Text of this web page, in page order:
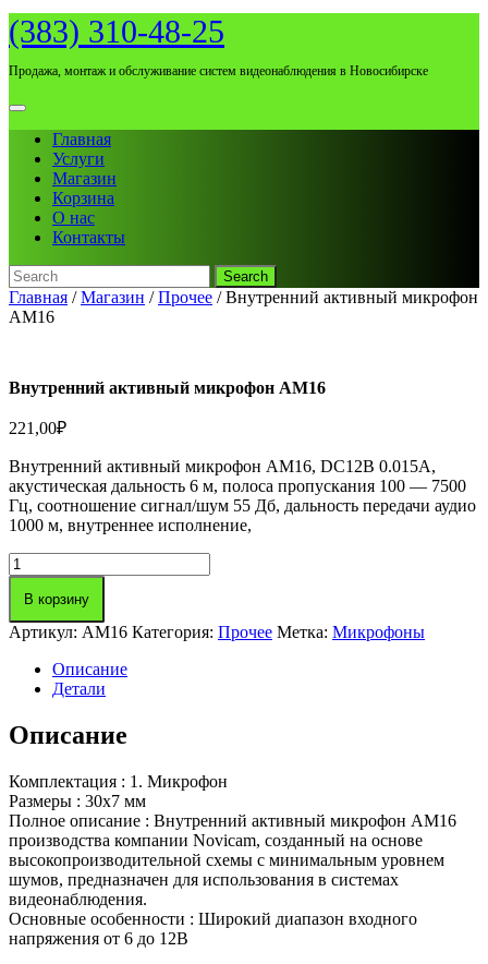
Skip
to
(383) 310-48-25
Продажа, монтаж и обслуживание систем видеонаблюдения в Новосибирске
Open
MenuГлавная
Услуги
Магазин
Корзина
О нас
Контакты
Search
for:
Close
Menu
Главная /Магазин /Прочее / Внутренний активный микрофон
AM16
Внутренний активный микрофон AM16
221,00₽
Внутренний активный микрофон AM16, DC12В 0.015А,
акустическая дальность 6 м, полоса пропускания 100 — 7500
Гц, соотношение сигнал/шум 55 Дб, дальность передачи аудио
1000 м, внутреннее исполнение,
Количество
товара
Внутренний
активный
микрофон
В корзину
Артикул: AM16 Категория: Прочее Метка: Микрофоны
Описание
Детали
Описание
Комплектация : 1. Микрофон
Размеры : 30х7 мм
Полное описание : Внутренний активный микрофон AM16
производства компании Novicam, созданный на основе
высокопроизводительной схемы с минимальным уровнем
шумов, предназначен для использования в системах
видеонаблюдения.
Основные особенности : Широкий диапазон входного
напряжения от 6 до 12В